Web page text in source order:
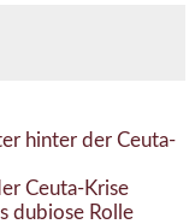
hinter der Ceuta-
Ceuta-Krise
dubiose Rolle